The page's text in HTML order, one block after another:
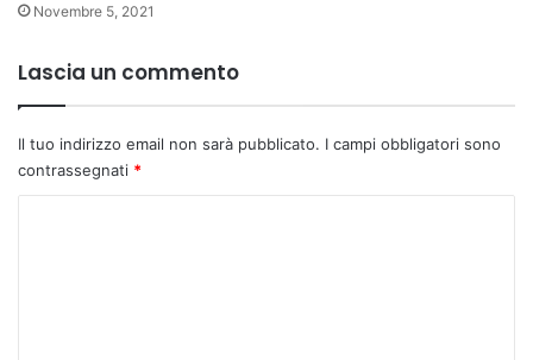
Novembre 5, 2021
Lascia un commento
Il tuo indirizzo email non sarà pubblicato. I campi obbligatori sono
contrassegnati *